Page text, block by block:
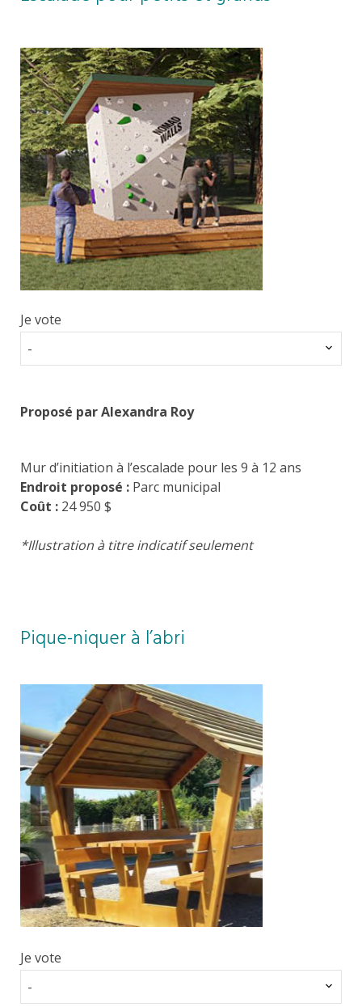
Je vote
-
Proposé par Alexandra Roy
Mur d’initiation à l’escalade pour les 9 à 12 ans
Endroit proposé : Parc municipal
Coût : 24 950 $
*Illustration à titre indicatif seulement
Pique-niquer à l’abri
Je vote
-